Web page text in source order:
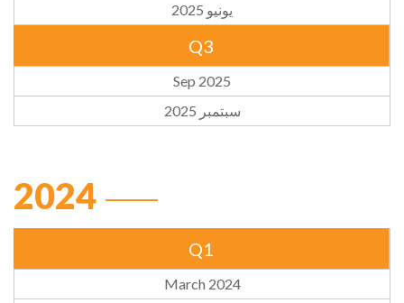
يونيو 2025
Q3
Sep 2025
سبتمبر 2025
2024
Q1
March 2024